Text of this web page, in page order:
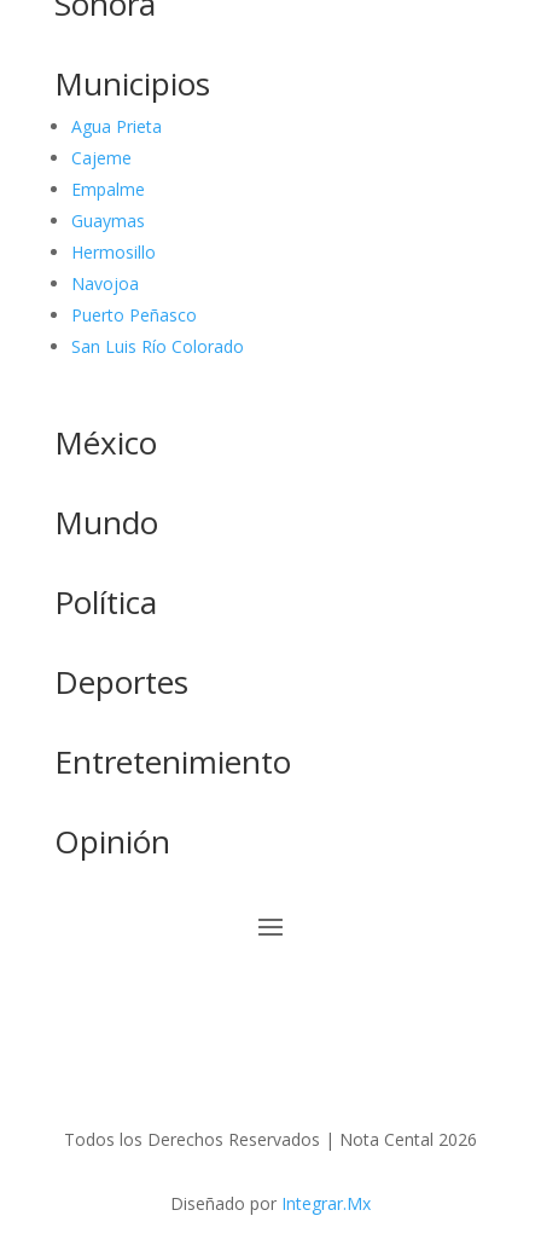
Municipios
Agua Prieta
Cajeme
Empalme
Guaymas
Hermosillo
Navojoa
Puerto Peñasco
San Luis Río Colorado
México
Mundo
Política
Deportes
Entretenimiento
Opinión
Todos los Derechos Reservados | Nota Cental 2026
Diseñado por Integrar.Mx